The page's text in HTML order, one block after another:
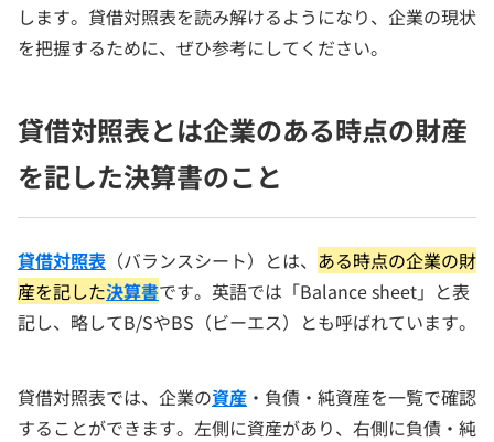
します。貸借対照表を読み解けるようになり、企業の現状
を把握するために、ぜひ参考にしてください。
貸借対照表とは企業のある時点の財産
を記した決算書のこと
貸借対照表 （バランスシート）とは、 ある時点の企業の財
産を記した決算書です。英語では「Balance sheet」と表
記し、略してB/SやBS（ビーエス）とも呼ばれています。
貸借対照表では、企業の資産 ・負債・純資産を一覧で確認
することができます。左側に資産があり、右側に負債・純